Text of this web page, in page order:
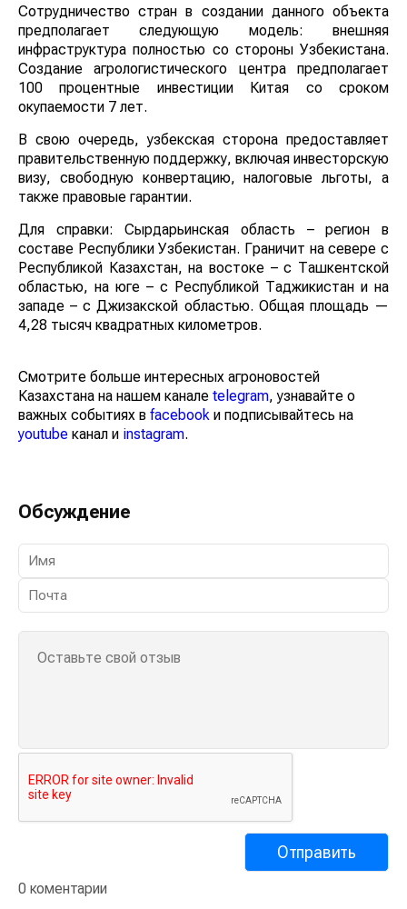
Сотрудничество стран в создании данного объекта
предполагает следующую модель: внешняя
инфраструктура полностью со стороны Узбекистана.
Создание агрологистического центра предполагает
100 процентные инвестиции Китая со сроком
окупаемости 7 лет.
В свою очередь, узбекская сторона предоставляет
правительственную поддержку, включая инвесторскую
визу, свободную конвертацию, налоговые льготы, а
также правовые гарантии.
Для справки: Сырдарьинская область – регион в
составе Республики Узбекистан. Граничит на севере с
Республикой Казахстан, на востоке – с Ташкентской
областью, на юге – с Республикой Таджикистан и на
западе – с Джизакской областью. Общая площадь —
4,28 тысяч квадратных километров.
Смотрите больше интересных агроновостей
Казахстана на нашем канале telegram, узнавайте о
важных событиях в facebook и подписывайтесь на
youtube канал и instagram.
Обсуждение
0 коментарии